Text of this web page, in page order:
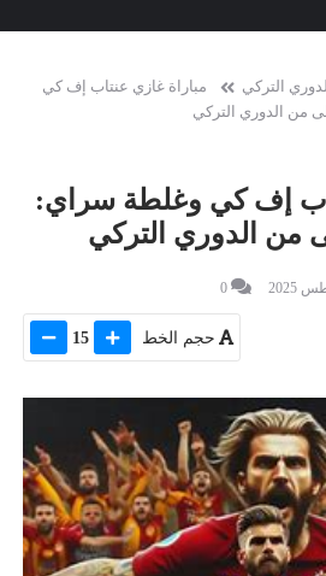
الدوري التركي
مباراة غازي عنتاب إف كي
من الدوري التركي
إف كي وغلطة سراي:
من الدوري التركي
0
حجم الخط 15